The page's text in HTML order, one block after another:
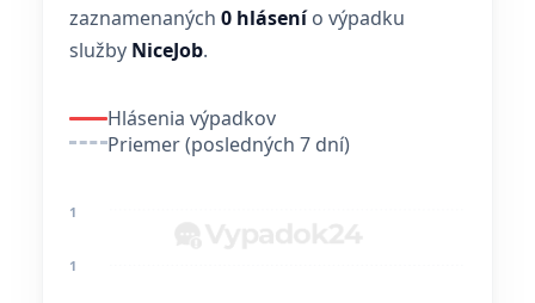
zaznamenaných 0 hlásenío výpadku
služby NiceJob.
Hlásenia výpadkov
Priemer (posledných 7 dní)
1
1